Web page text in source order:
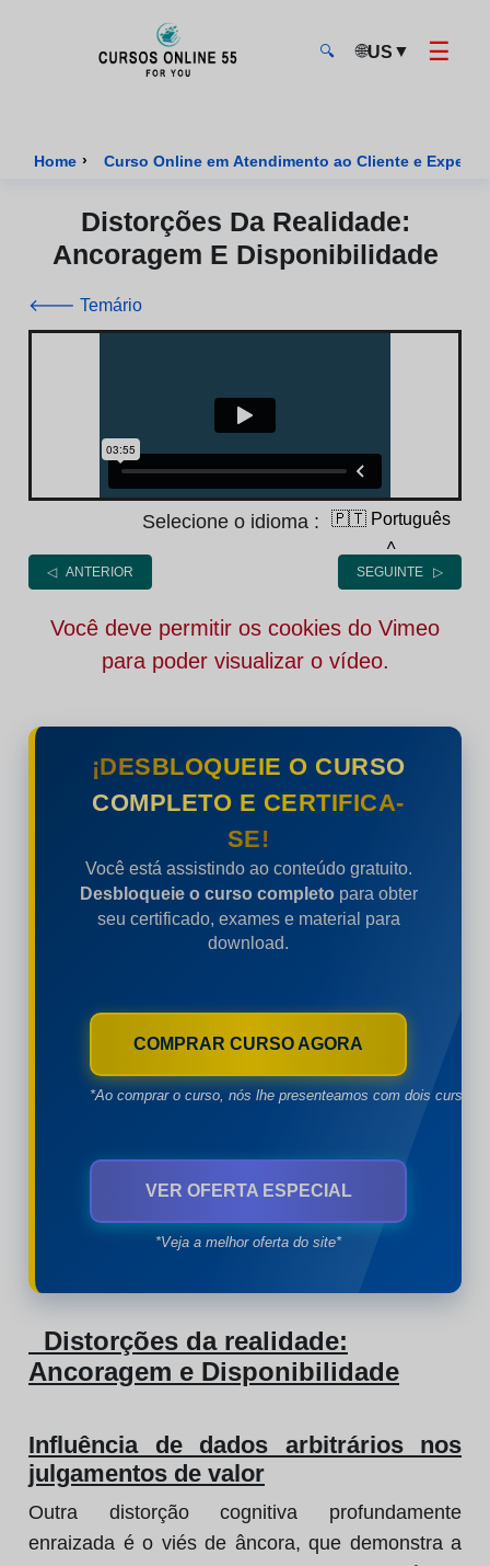
🔍 🌐US ▼ ☰
Home › Curso Online em Atendimento ao Cliente e
Distorções Da Realidade:
Ancoragem E Disponibilidade
🡐 Temário
Selecione o idioma :
🇵🇹 Português
˄
◁ ANTERIOR SEGUINTE ▷
Você deve permitir os cookies do Vimeo
para poder visualizar o vídeo.
¡DESBLOQUEIE O CURSO
COMPLETO E CERTIFICA-
SE!
Você está assistindo ao conteúdo gratuito.
Desbloqueie o curso completopara obter
seu certificado, exames e material para
download.
COMPRAR CURSO AGORA
*Ao comprar o curso, nós lhe presenteamos com dois cursos
VER OFERTA ESPECIAL
*Veja a melhor oferta do site*
Distorções da realidade:
Ancoragem e Disponibilidade
Influência de dados arbitrários nos
julgamentos de valor
Outra distorção cognitiva profundamente
enraizada é o viés de âncora, que demonstra a